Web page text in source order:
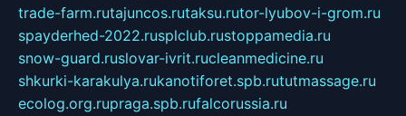
trade-farm.rutajuncos.rutaksu.rutor-lyubov-i-grom.ru
spayderhed-2022.rusplclub.rustoppamedia.ru
snow-guard.ruslovar-ivrit.rucleanmedicine.ru
shkurki-karakulya.rukanotiforet.spb.rututmassage.ru
ecolog.org.rupraga.spb.rufalcorussia.ru